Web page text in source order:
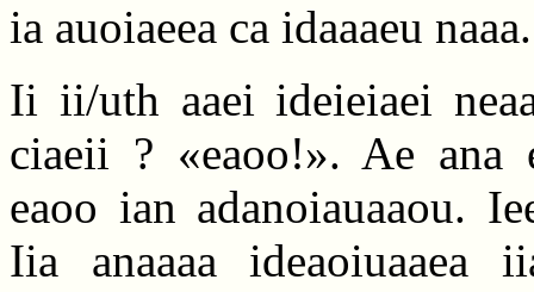
ia auoiaeea ca idaaaeu
Ii ii/uth aaei ideieiaei
ciaeii ? «eaoo!». Ae ana
eaoo ian adanoiauaaou.
Iia anaaaa ideaoiuaaea